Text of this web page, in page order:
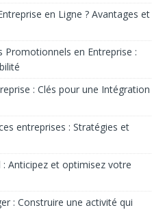
en Ligne ? Avantages et
en Entreprise :
: Clés pour une Intégration
entreprises : Stratégies et
Anticipez et optimisez votre
: Construire une activité qui